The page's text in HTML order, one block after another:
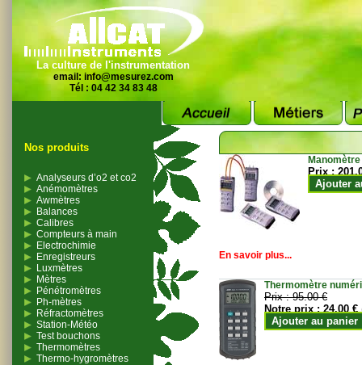
La culture de l'instrumentation
email: info@mesurez.com
Tél : 04 42 34 83 48
Nos produits
Analyseurs d’o2 et co2
Anémomètres
Awmètres
Balances
Calibres
Compteurs à main
Electrochimie
Enregistreurs
Luxmètres
Mètres
Pénétromètres
Ph-mètres
Réfractomètres
Station-Météo
Test bouchons
Thermomètres
Thermo-hygromètres
Prix :
Ajouter
En savoir plus...
Thermomètre
Prix :95.00 €
Notre prix :24.00 €
Ajouter au panier